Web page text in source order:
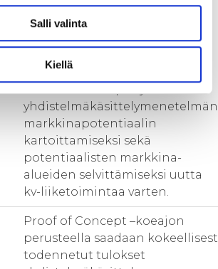
Salli valinta
Kiellä
operointikustannuksista vs.
konventionaalinen
aktiivilietelaitos.
Hankkeen aikana saatavat
yhdistelmäkäsittelymenetelmän
markkinapotentiaalin
kartoittamiseksi sekä
potentiaalisten markkina-
alueiden selvittämiseksi uutta
kv-liiketoimintaa varten.
Proof of Concept –koeajon
perusteella saadaan
todennetut tulokset